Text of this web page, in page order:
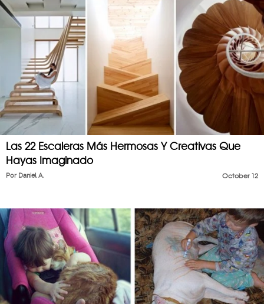
Las 22 Escaleras Más Hermosas Y Creativas Que
Hayas Imaginado
October 12
Por Daniel A.